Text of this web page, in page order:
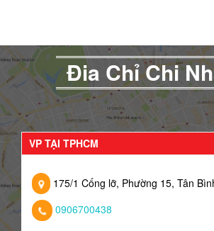
Đia Chỉ Chi
VP TẠI TPHCM
175/1 Cống lỡ, Phường 15, Tân
0906700438